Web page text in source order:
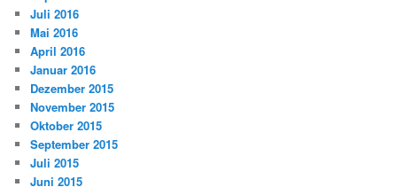
Juli 2016
Mai 2016
April 2016
Januar 2016
Dezember 2015
November 2015
Oktober 2015
September 2015
Juli 2015
Juni 2015